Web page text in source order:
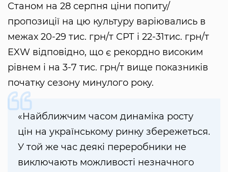
Станом на 28 серпня ціни попиту/
пропозиції на цю культуру варіювались в
межах 20-29 тис. грн/т СРТ і 22-31тис. грн/т
EXW відповідно, що є рекордно високим
рівнем і на 3-7 тис. грн/т вище показників
початку сезону минулого року.
«Найближчим часом динаміка росту
цін на українському ринку збережеться.
У той же час деякі переробники не
виключають можливості незначного